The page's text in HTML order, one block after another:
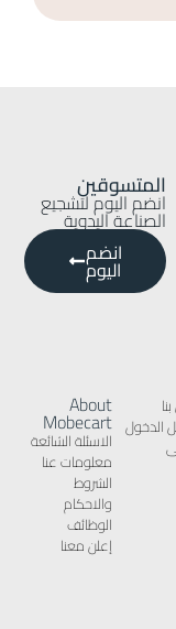
المتسوقين
انضم اليوم لتشجيع
الصناعة اليدوية
انضم
اليوم
الدخول
About
Mobecart
الاسئلة الشائعة
معلومات عنا
الشروط
والاحكام
الوظائف
إعلن معنا